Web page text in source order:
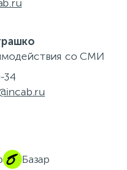
со СМИ
34
Базар